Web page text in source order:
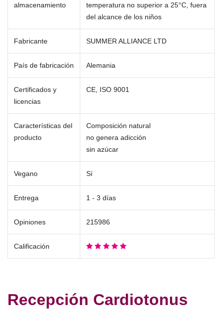
almacenamiento
temperatura no superior a 25°C, fuera
del alcance de los niños
Fabricante SUMMER ALLIANCE LTD
País de fabricación Alemania
Certificados y
licencias
CE, ISO 9001
Características del
producto
Composición natural
no genera adicción
sin azúcar
Vegano Sí
Entrega 1 - 3 días
Opiniones 215986
Calificación
Recepción Cardiotonus